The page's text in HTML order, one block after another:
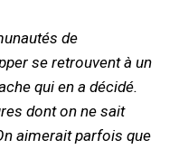
de
se retrouvent à un
qui en a décidé.
dont on ne sait
aimerait parfois que